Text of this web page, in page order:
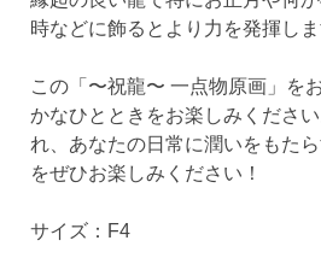
時などに飾るとより力を発揮しま
この「〜祝龍〜 一点物原画」を
かなひとときをお楽しみくださ
れ、あなたの日常に潤いをもた
をぜひお楽しみください！
サイズ：F4